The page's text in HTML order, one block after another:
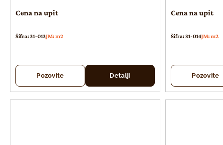
Cena na upit
Šifra: 31-013JM: m2
Pozovite Detalji
Cena na upit
Šifra: 31-014JM: m2
Pozovite